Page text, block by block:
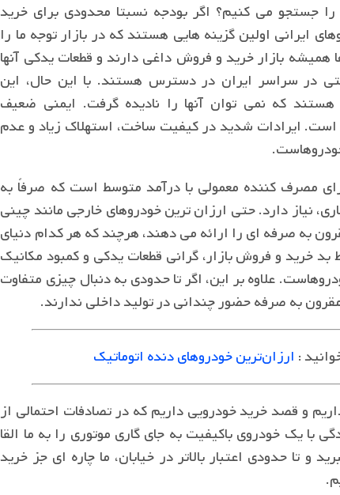
جستجو می کنیم؟ اگر بودجه نسبتا محدودی برای خرید
ایرانی اولین گزینه هایی هستند که در بازار توجه ما را
بازار خرید و فروش داغی دارند و قطعات یدکی آنها
در سراسر ایران در دسترس هستند. با این حال، این
که نمی توان آنها را نادیده گرفت. ایمنی ضعیف
ایرادات شدید در کیفیت ساخت، استهلاک زیاد و عدم
مصرف کننده معمولی با درآمد متوسط ​​است که صرفاً به
نیاز دارد. حتی ارزان ترین خودروهای خارجی مانند چینی
به صرفه ای را ارائه می دهند، هرچند که هر کدام دنیای
بد خرید و فروش بازار، گرانی قطعات یدکی و کمبود مکانیک
علاوه بر این، اگر تا حدودی به دنبال چیزی متفاوت
به صرفه حضور چندانی در تولید داخلی ندارند.
: ارزان‌ترین خودروهای دنده اتوماتیک
و قصد خرید خودرویی داریم که در تصادفات احتمالی از
با یک خودروی باکیفیت به جای گاری موتوری را به ما القا
و تا حدودی اعتبار بالاتر در خیابان، ما چاره ای جز خرید